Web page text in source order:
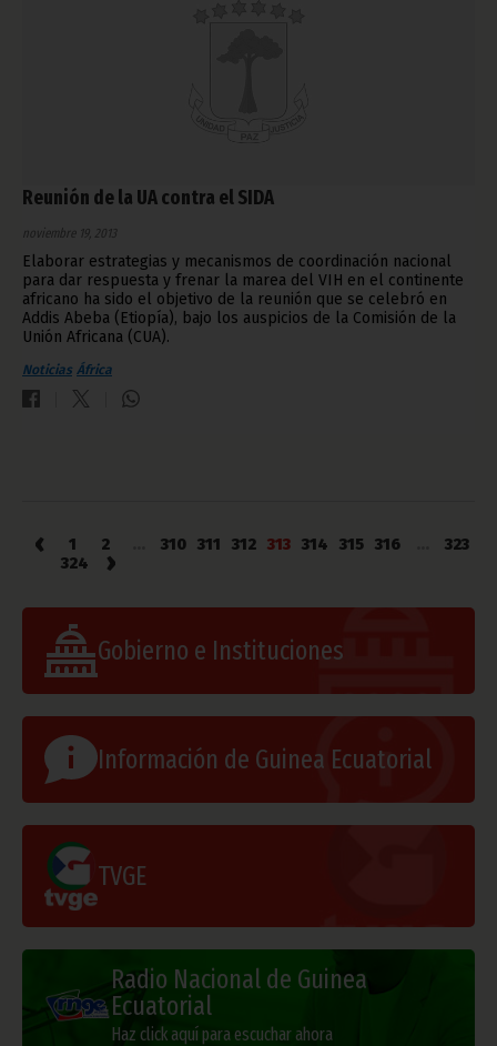
Reunión de la UA contra el SIDA
noviembre 19, 2013
Elaborar estrategias y mecanismos de coordinación nacional
para dar respuesta y frenar la marea del VIH en el continente
africano ha sido el objetivo de la reunión que se celebró en
Addis Abeba (Etiopía), bajo los auspicios de la Comisión de la
Unión Africana (CUA).
Noticias África
‹ 1 2 310 311 312 313 314 315 316
323
324
›
Gobierno e Instituciones
Información de Guinea Ecuatorial
TVGE
Radio Nacional de Guinea
Ecuatorial
Haz click aquí para escuchar ahora